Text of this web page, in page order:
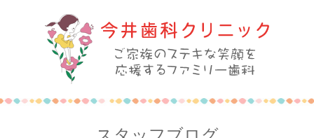
今井歯科クリニック